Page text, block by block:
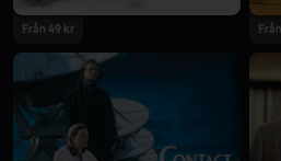
Från 49 kr